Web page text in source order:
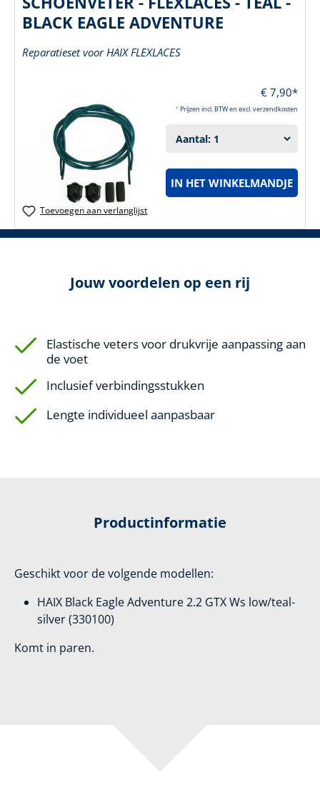
BLACK EAGLE ADVENTURE
Reparatieset voor HAIX FLEXLACES
€ 7,90*
*Prijzen incl. BTW en excl. verzendkosten
IN HET WINKELMANDJE
Toevoegen aan verlanglijst
Jouw voordelen op een rij
Elastische veters voor drukvrije aanpassing aan
de voet
Inclusief verbindingsstukken
Lengte individueel aanpasbaar
Productinformatie
Geschikt voor de volgende modellen:
HAIX Black Eagle Adventure 2.2 GTX Ws low/teal-
silver (330100)
Komt in paren.